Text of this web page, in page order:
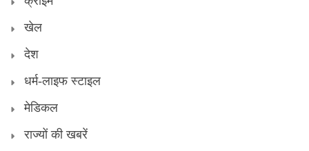
खेल
देश
धर्म-लाइफ स्टाइल
मेडिकल
राज्यों की खबरें